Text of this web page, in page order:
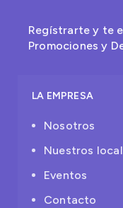
Regístrarte y te
Promociones y
LA EMPRESA
Nosotros
Nuestros
Eventos
Contacto